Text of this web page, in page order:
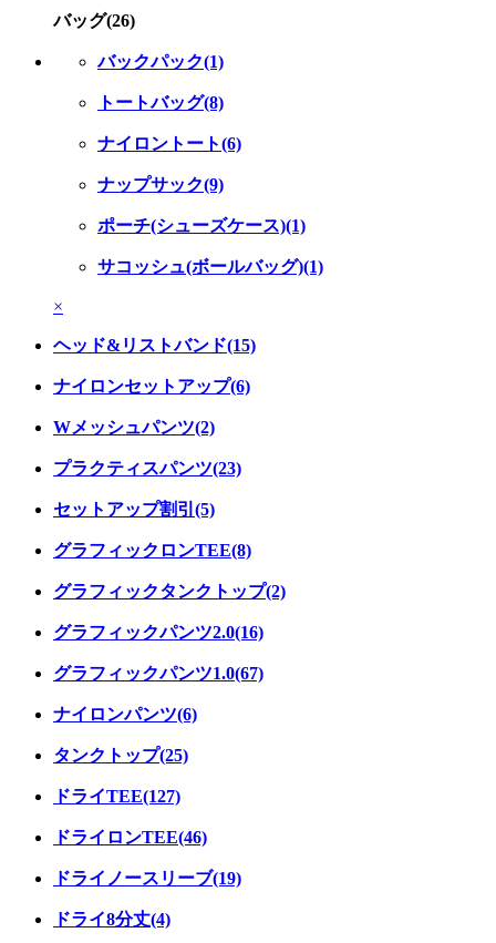
バッグ(26)
バックパック(1)
トートバッグ(8)
ナイロントート(6)
ナップサック(9)
ポーチ(シューズケース)(1)
サコッシュ(ボールバッグ)(1)
×
ヘッド&リストバンド(15)
ナイロンセットアップ(6)
Wメッシュパンツ(2)
プラクティスパンツ(23)
セットアップ割引(5)
グラフィックロンTEE(8)
グラフィックタンクトップ(2)
グラフィックパンツ2.0(16)
グラフィックパンツ1.0(67)
ナイロンパンツ(6)
タンクトップ(25)
ドライTEE(127)
ドライロンTEE(46)
ドライノースリーブ(19)
ドライ8分丈(4)